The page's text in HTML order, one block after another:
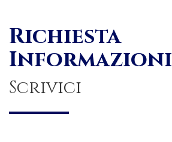
Richiesta
Informazioni
Scrivici